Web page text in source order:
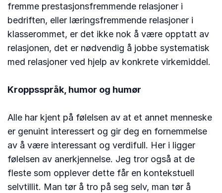
fremme prestasjonsfremmende relasjoner i
bedriften, eller læringsfremmende relasjoner i
klasserommet, er det ikke nok å være opptatt av
relasjonen, det er nødvendig å jobbe systematisk
med relasjoner ved hjelp av konkrete virkemiddel.
Kroppsspråk, humor og humør
Alle har kjent på følelsen av at et annet menneske
er genuint interessert og gir deg en fornemmelse
av å være interessant og verdifull. Her i ligger
følelsen av anerkjennelse. Jeg tror også at de
fleste som opplever dette får en kontekstuell
selvtillit. Man tør å tro på seg selv, man tør å